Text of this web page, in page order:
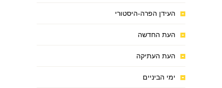
העידן הפרה-היסטורי
העת החדשה
העת העתיקה
ימי הביניים